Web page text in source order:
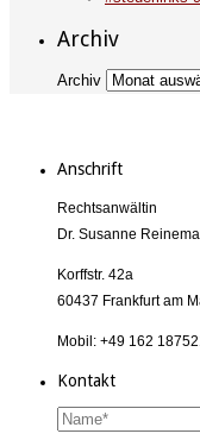
Archiv
Archiv
Anschrift
Rechtsanwältin
Dr. Susanne
Korffstr. 42a
60437 Frankfurt am
Mobil: +49 162
Kontakt